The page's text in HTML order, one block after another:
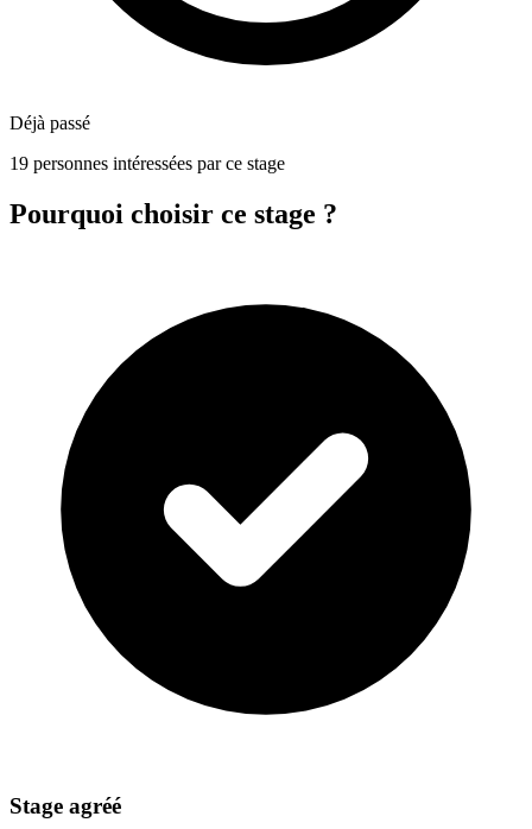
Déjà passé
19 personnes intéressées par ce stage
Pourquoi choisir ce stage ?
Stage agréé